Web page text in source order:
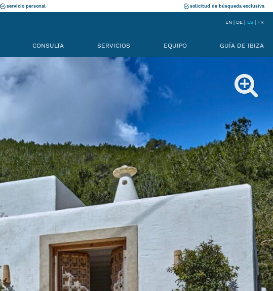
servicio personal solicitud de búsqueda exclusiva
EN DE ES FR
CONSULTA SERVICIOS EQUIPO GUÍA DE IBIZA